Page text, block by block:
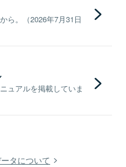
ら。（2026年7月31日
ュアルを掲載していま
タについて